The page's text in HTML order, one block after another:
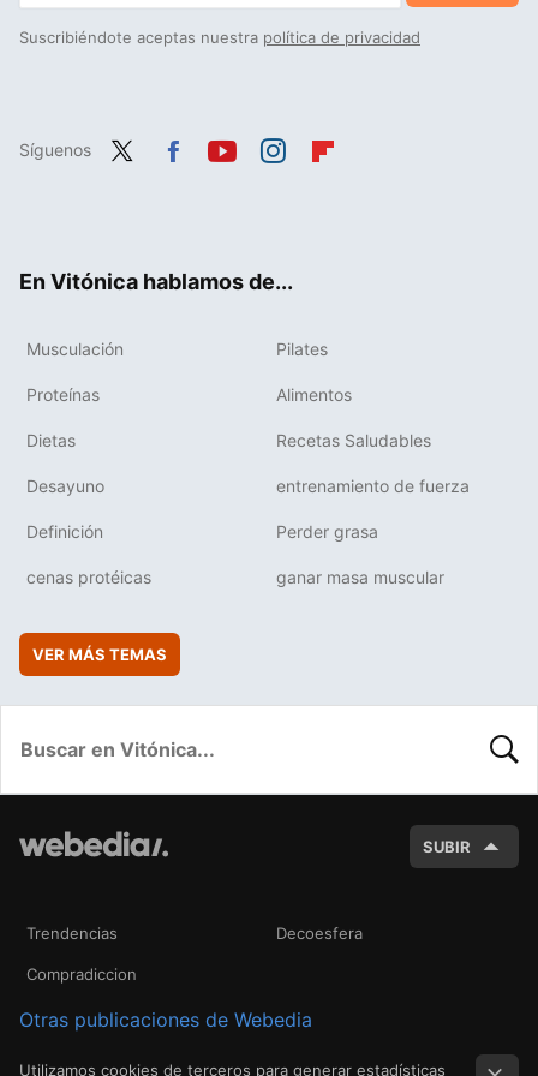
Suscribiéndote aceptas nuestra política de privacidad
Síguenos
En Vitónica hablamos de...
Musculación Pilates
Proteínas Alimentos
Dietas Recetas Saludables
Desayuno entrenamiento de fuerza
Definición Perder grasa
cenas protéicas ganar masa muscular
VER MÁS TEMAS
SUBIR
Trendencias Decoesfera
Compradiccion
Otras publicaciones de Webedia
Utilizamos cookies de terceros para generar estadísticas